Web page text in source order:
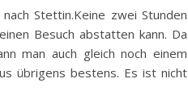
Stettin.Keine zwei Stunden
Besuch abstatten kann. Da
man auch gleich noch einem
übrigens bestens. Es ist nicht